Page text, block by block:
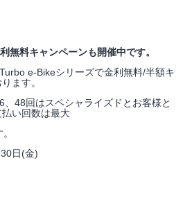
無料キャンペーンも開催中です。
e-Bikeシリーズで金利無料/半額キ
ます。
48回はスペシャライズドとお客様と
い回数は最大
日(金)